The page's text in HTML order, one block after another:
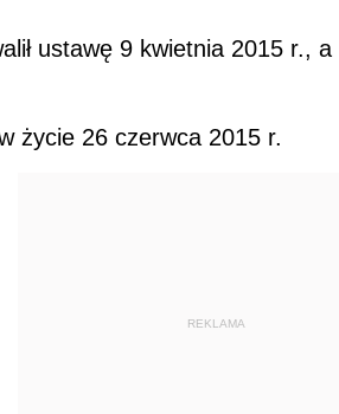
ustawę 9 kwietnia 2015 r., a
życie 26 czerwca 2015 r.
REKLAMA